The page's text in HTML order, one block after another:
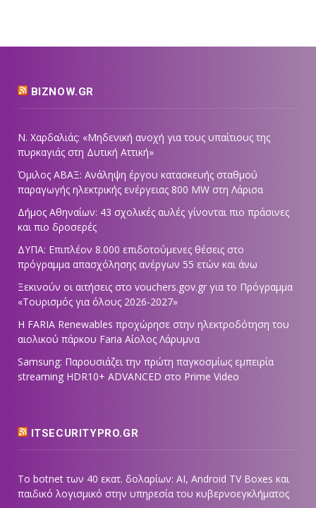
BIZNOW.GR
Ν. Χαρδαλιάς: «Μηδενική ανοχή για τους υπαίτιους της
πυρκαγιάς στη Δυτική Αττική»
Όμιλος ΑΒΑΞ: Ανάληψη έργου κατασκευής σταθμού
παραγωγής ηλεκτρικής ενέργειας 800 ΜW στη Λάρισα
Δήμος Αθηναίων: 43 σχολικές αυλές γίνονται πιο πράσινες
και πιο δροσερές
ΔΥΠΑ: Επιπλέον 8.000 επιδοτούμενες θέσεις στο
πρόγραμμα απασχόλησης ανέργων 55 ετών και άνω
Ξεκινούν οι αιτήσεις στο vouchers.gov.gr για το Πρόγραμμα
«Τουρισμός για όλους 2026-2027»
Η FARIA Renewables προχώρησε στην ηλεκτροδότηση του
αιολικού πάρκου Faria Αίολος Λάρυμνα
Samsung: Παρουσιάζει την πρώτη παγκοσμίως εμπειρία
streaming HDR10+ ADVANCED στο Prime Video
ITSECURITYPRO.GR
Το botnet των 40 εκατ. δολαρίων: AI, Android TV Boxes και
παιδικό λογισμικό στην υπηρεσία του κυβερνοεγκλήματος